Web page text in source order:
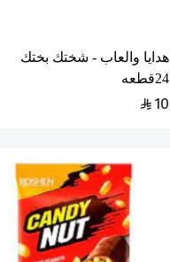
هدايا والعاب - شختك بختك
24قطعه
10